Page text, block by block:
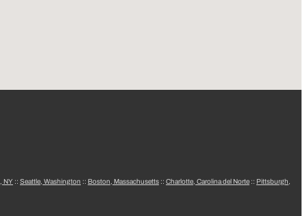
NY :: Seattle, Washington :: Boston, Massachusetts :: Charlotte, Carolina del Norte :: Pittsburgh,